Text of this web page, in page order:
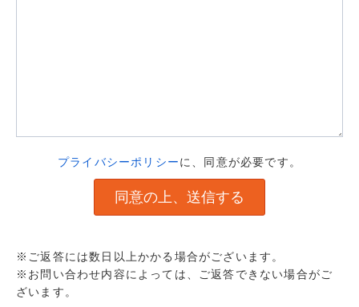
プライバシーポリシーに、同意が必要です。
※ご返答には数日以上かかる場合がございます。
※お問い合わせ内容によっては、ご返答できない場合がご
ざいます。